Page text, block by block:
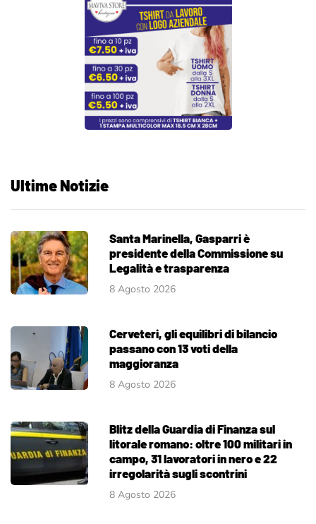
Ultime Notizie
Santa Marinella, Gasparri è
presidente della Commissione su
Legalità e trasparenza
8 Agosto 2026
Cerveteri, gli equilibri di bilancio
passano con 13 voti della
maggioranza
8 Agosto 2026
Blitz della Guardia di Finanza sul
litorale romano: oltre 100 militari in
campo, 31 lavoratori in nero e 22
irregolarità sugli scontrini
8 Agosto 2026